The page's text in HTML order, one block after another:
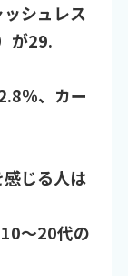
シュレス
が29.
％、カー
じる人は
～20代の